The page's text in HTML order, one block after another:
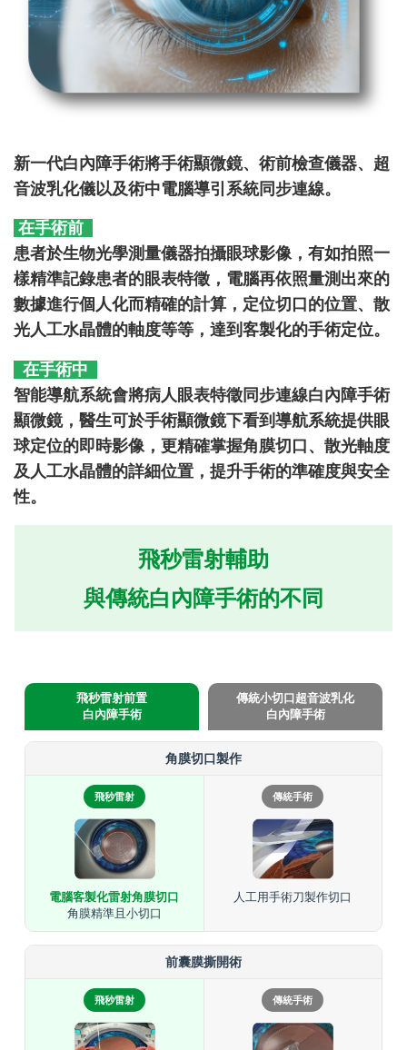
新一代白內障手術將手術顯微鏡、術前檢查儀器、超
音波乳化儀以及術中電腦導引系統同步連線。
在手術前
患者於生物光學測量儀器拍攝眼球影像，有如拍照一
樣精準記錄患者的眼表特徵，電腦再依照量測出來的
數據進行個人化而精確的計算，定位切口的位置、散
光人工水晶體的軸度等等，達到客製化的手術定位。
在手術中
智能導航系統會將病人眼表特徵同步連線白內障手術
顯微鏡，醫生可於手術顯微鏡下看到導航系統提供眼
球定位的即時影像，更精確掌握角膜切口、散光軸度
及人工水晶體的詳細位置，提升手術的準確度與安全
性。
飛秒雷射輔助
與傳統白內障手術的不同
飛秒雷射前置
白內障手術
傳統小切口超音波乳化
白內障手術
角膜切口製作
飛秒雷射
電腦客製化雷射角膜切口
角膜精準且小切口
傳統手術
人工用手術刀製作切口
前囊膜撕開術
飛秒雷射 傳統手術